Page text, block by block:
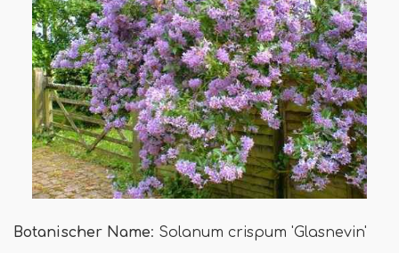
Botanischer Name: Solanum crispum 'Glasnevin'